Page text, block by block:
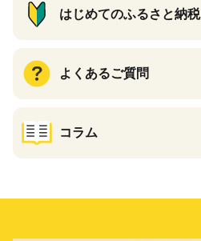
はじめてのふるさと納税
よくあるご質問
コラム